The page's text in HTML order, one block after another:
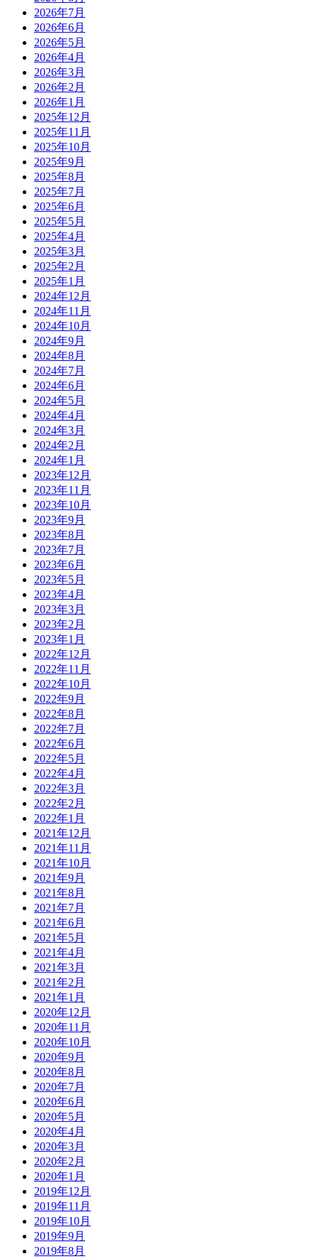
2026年7月
2026年6月
2026年5月
2026年4月
2026年3月
2026年2月
2026年1月
2025年12月
2025年11月
2025年10月
2025年9月
2025年8月
2025年7月
2025年6月
2025年5月
2025年4月
2025年3月
2025年2月
2025年1月
2024年12月
2024年11月
2024年10月
2024年9月
2024年8月
2024年7月
2024年6月
2024年5月
2024年4月
2024年3月
2024年2月
2024年1月
2023年12月
2023年11月
2023年10月
2023年9月
2023年8月
2023年7月
2023年6月
2023年5月
2023年4月
2023年3月
2023年2月
2023年1月
2022年12月
2022年11月
2022年10月
2022年9月
2022年8月
2022年7月
2022年6月
2022年5月
2022年4月
2022年3月
2022年2月
2022年1月
2021年12月
2021年11月
2021年10月
2021年9月
2021年8月
2021年7月
2021年6月
2021年5月
2021年4月
2021年3月
2021年2月
2021年1月
2020年12月
2020年11月
2020年10月
2020年9月
2020年8月
2020年7月
2020年6月
2020年5月
2020年4月
2020年3月
2020年2月
2020年1月
2019年12月
2019年11月
2019年10月
2019年9月
2019年8月